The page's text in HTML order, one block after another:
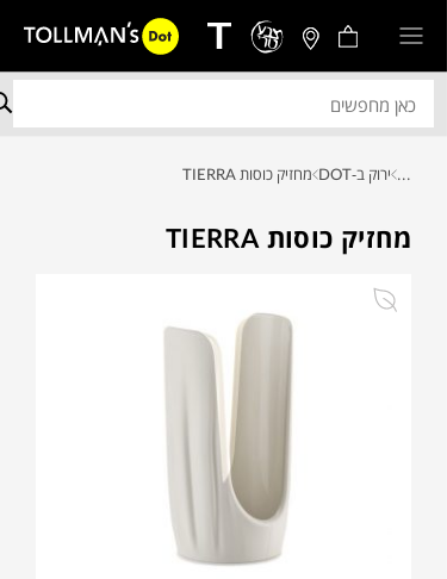
... ירוק ב-DOT מחזיק כוסות TIERRA
מחזיק כוסות TIERRA